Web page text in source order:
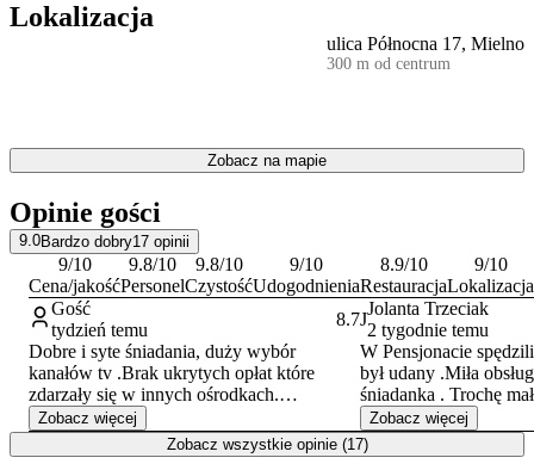
odległości krótkiego spaceru goście znajdą
oraz szeroką, piaszczystą plażę. Okolica sprzyja również
aktywnemu wypoczynkowi dzięki bliskościszlaków rowerowych
Doba hotelowa rozpoczyna się o godzinie 16:00 i kończy o 10:00.
Obsługa posługuje się językiem polskim, angielskim oraz
Lokalizacja
ulica Północna 17, Mielno
300 m od centrum
Zobacz na mapie
Opinie gości
9.0Bardzo dobry17 opinii
9/10
Cena/jakość
9.8/10
Personel
9.8/10
Czystość
9/10
Udogodnienia
8.9/10
Restauracja
9/10
Lokalizacja
Gość
tydzień temu
8.7
Dobre i syte śniadania, duży wybór
kanałów tv .Brak ukrytych opłat które
zdarzały się w innych ośrodkach.
Brak sztućców i talerzyków mimo
dostępnego czajnika i szklanek . Kosz tylko
na środki higieniczne .
Zobacz więcej
J
Jolanta Trzeciak
2 tygodnie temu
W Pensjonacie
był udany .Miła
śniadanka . Trochę
balkonu to jedyne
brakowało.Zawsze
całym pensjonacie .
Zobacz więcej
Zobacz wszystkie opinie (17)